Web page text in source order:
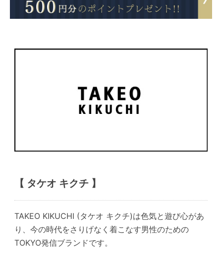
【 タケオ キクチ 】
TAKEO KIKUCHI (タケオ キクチ)は色気と遊び心があ
り、今の時代をさりげなく着こなす男性のための
TOKYO発信ブランドです。